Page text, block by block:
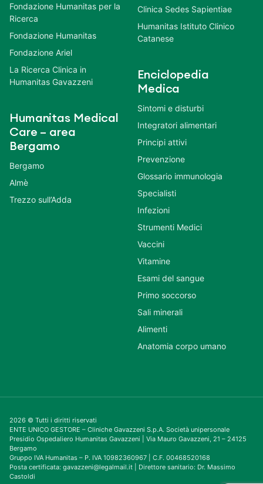
Fondazione Humanitas per la
Ricerca
Fondazione Humanitas
Fondazione Ariel
La Ricerca Clinica in
Humanitas Gavazzeni
Humanitas Medical
Care – area
Bergamo
Bergamo
Almè
Trezzo sull’Adda
Clinica Sedes Sapientiae
Humanitas Istituto Clinico
Catanese
Enciclopedia
Medica
Sintomi e disturbi
Integratori alimentari
Principi attivi
Prevenzione
Glossario immunologia
Specialisti
Infezioni
Strumenti Medici
Vaccini
Vitamine
Esami del sangue
Primo soccorso
Sali minerali
Alimenti
Anatomia corpo umano
2026 © Tutti i diritti riservati
ENTE UNICO GESTORE – Cliniche Gavazzeni S.p.A. Società unipersonale
Presidio Ospedaliero Humanitas Gavazzeni | Via Mauro Gavazzeni, 21 – 24125
Bergamo
Gruppo IVA Humanitas – P. IVA 10982360967 | C.F. 00468520168
Posta certificata: gavazzeni@legalmail.it | Direttore sanitario: Dr. Massimo
Castoldi